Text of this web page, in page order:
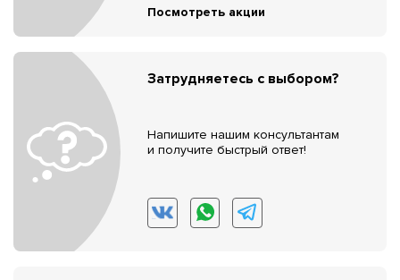
Посмотреть акции
Затрудняетесь с выбором?
Напишите нашим консультантам
и получите быстрый ответ!